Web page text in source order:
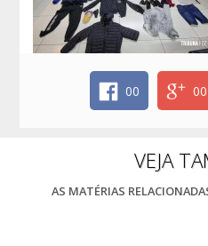
00 00
VEJA
AS MATÉRIAS